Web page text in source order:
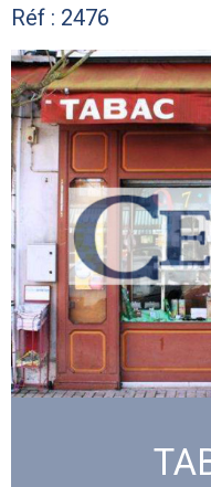
Réf : 2476